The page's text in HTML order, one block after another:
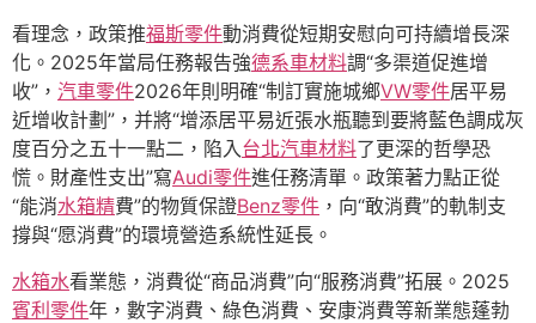
看理念，政策推福斯零件動消費從短期安慰向可持續增長深
化。2025年當局任務報告強德系車材料調“多渠道促進增
收”， 汽車零件2026年則明確“制訂實施城鄉VW零件居平易
近增收計劃”，并將“增添居平易近張水瓶聽到要將藍色調成灰
度百分之五十一點二，陷入台北汽車材料了更深的哲學恐
慌。財產性支出”寫Audi零件進任務清單。政策著力點正從
“能消水箱精費”的物質保證Benz零件 ，向“敢消費”的軌制支
撐與“愿消費”的環境營造系統性延長。
水箱水看業態，消費從“商品消費”向“服務消費”拓展。2025
賓利零件年，數字消費、綠色消費、安康消費等新業態蓬勃